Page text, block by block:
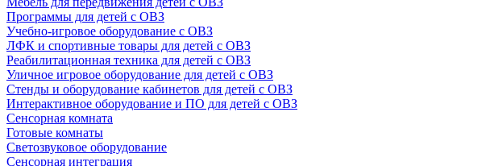
Программы для детей с ОВЗ
Учебно-игровое оборудование с ОВЗ
ЛФК и спортивные товары для детей с ОВЗ
Реабилитационная техника для детей с ОВЗ
Уличное игровое оборудование для детей с ОВЗ
Стенды и оборудование кабинетов для детей с ОВЗ
Интерактивное оборудование и ПО для детей с ОВЗ
Сенсорная комната
Готовые комнаты
Светозвуковое оборудование
Сенсорная интеграция